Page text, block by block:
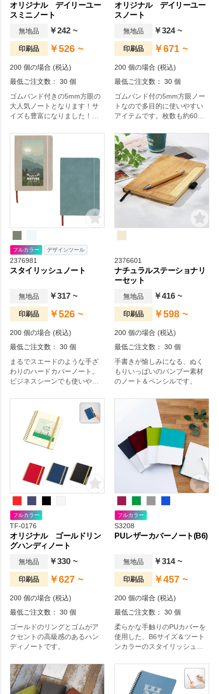
オリジナル デイリーユー
スミニノート
無地品 ￥242 ~
印刷品 ￥526 ~
200 個の場合 (税込)
最低ご注文数： 30 個
ゴムバンド付きの5mm方眼の
大人気ノートとなります！サ
イズも豊富になりました！
たしておりますので、イメー
ジに合わせた色をお選びいた
だけます。
オリジナル デイリーユー
スノート
無地品 ￥324 ~
印刷品 ￥671 ~
200 個の場合 (税込)
最低ご注文数： 30 個
ゴムバンド付の5mm方眼ノー
トなので多目的に使いやすい
アイテムです。枚数も約60枚
す。サイズもコンパクトで持
ち運びも便利！ お仕事や学
校でもお使いいただけるリン
グノートです。名入れも可能
な商品のため、オリジナル商
品の作成、ノベルティや記念
品としての使用もおすすめで
す。全面に名入れも可能なた
め、デザインを選びません。
フルカラー デザインツール
2376981
スタイリッシュノート
無地品 ￥317 ~
印刷品 ￥526 ~
200 個の場合 (税込)
最低ご注文数： 30 個
まるでスエードのような手ざ
わりのハードカバーノート。
ビジネスシーンでも使いやす
魅力です。
2376601
ナチュラルステーショナリ
ーセット
無地品 ￥416 ~
印刷品 ￥598 ~
200 個の場合 (税込)
最低ご注文数： 30 個
手書きが愉しみになる、ぬく
もりいっぱいのバンブー素材
のノート＆ペンシルです。
フルカラー
TF-0176
オリジナル ゴールドリン
グハンディノート
無地品 ￥330 ~
印刷品 ￥627 ~
200 個の場合 (税込)
最低ご注文数： 30 個
ゴールドのリングとゴムがア
クセントの高級感のあるハン
ディノートです。
フルカラー
S3208
PUレザーカバーノート(B6)
無地品 ￥314 ~
印刷品 ￥457 ~
200 個の場合 (税込)
最低ご注文数： 30 個
柔らかな手触りのPUカバーを
使用した、B6サイズ＆ツート
ンカラーのスタイリッシュな